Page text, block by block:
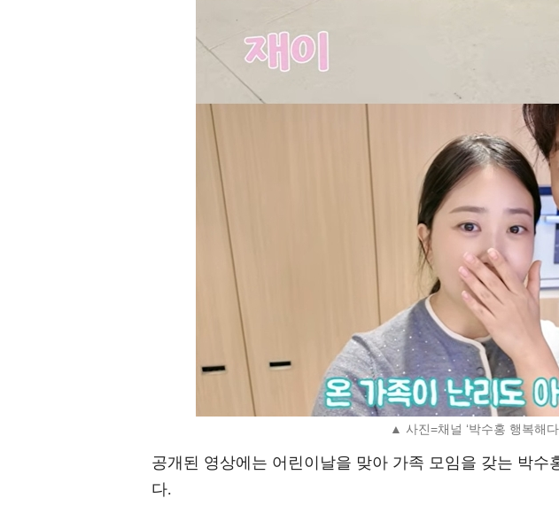
▲ 사진=채널 ‘박수홍 행복해다
공개된 영상에는 어린이날을 맞아 가족 모임을 갖는 박수
다.